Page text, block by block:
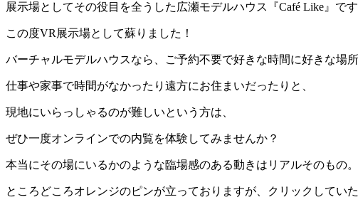
展示場としてその役目を全うした広瀬モデルハウス『Café Like』です
この度VR展示場として蘇りました！
バーチャルモデルハウスなら、ご予約不要で好きな時間に好きな場所
仕事や家事で時間がなかったり遠方にお住まいだったりと、
現地にいらっしゃるのが難しいという方は、
ぜひ一度オンラインでの内覧を体験してみませんか？
本当にその場にいるかのような臨場感のある動きはリアルそのもの。
ところどころオレンジのピンが立っておりますが、クリックしてい